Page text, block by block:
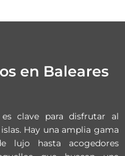
en Baleares
clave para disfrutar al
Hay una amplia gama
lujo hasta acogedores